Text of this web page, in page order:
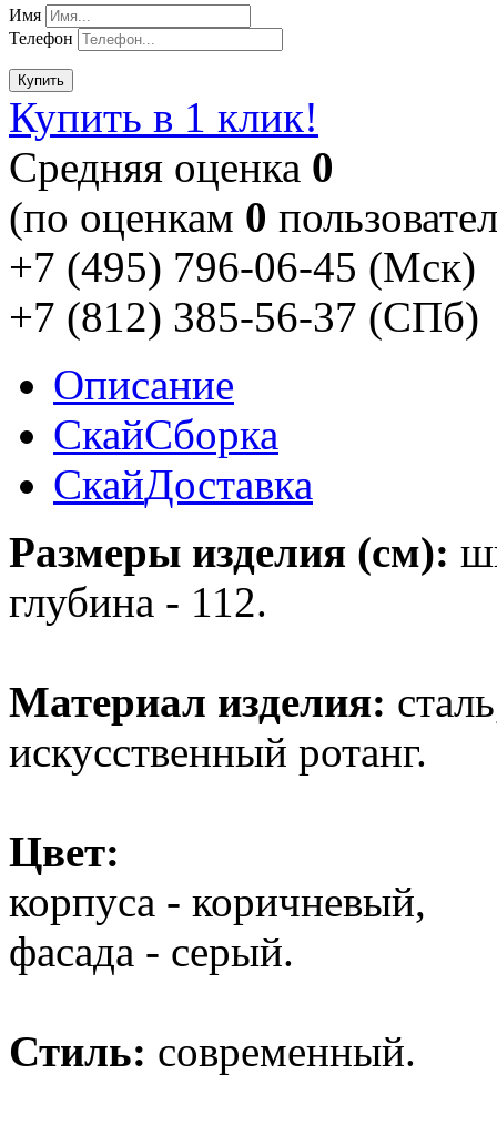
Имя
Телефон
Купить
Купить в 1 клик!
Cредняя оценка 0
(по оценкам 0
+7 (495) 796-06-45 (Мск)
+7 (812) 385-56-37 (СПб)
Описание
СкайСборка
СкайДоставка
Размеры изделия (см):
глубина - 112.
Материал изделия:
искусственный ротанг.
Цвет:
корпуса - коричневый,
фасада - серый.
Стиль: современный.